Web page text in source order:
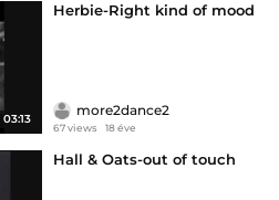
03:13
Herbie-Right kind of mood
more2dance2
67 views 18 éve
Hall & Oats-out of touch